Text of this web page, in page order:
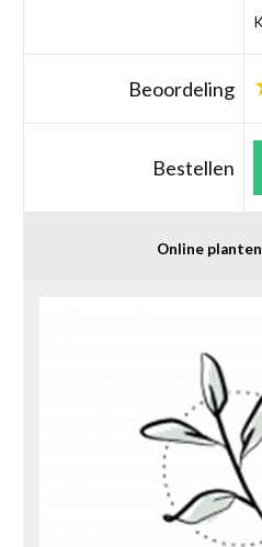
Beoordeling
Bestellen
Online